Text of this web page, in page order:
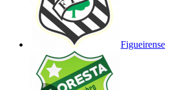
Figueirense